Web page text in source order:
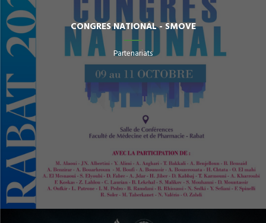
CONGRES NATIONAL - SMOVE
Partenariats